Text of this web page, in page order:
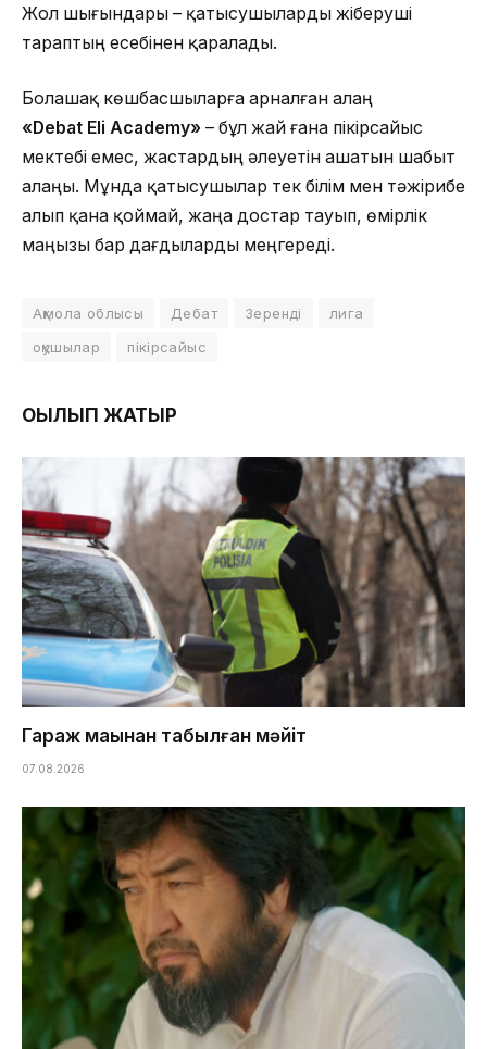
Жол шығындары – қатысушыларды жіберуші
тараптың есебінен қаралады.
Болашақ көшбасшыларға арналған алаң
«Debat Eli Academy» – бұл жай ғана пікірсайыс
мектебі емес, жастардың әлеуетін ашатын шабыт
алаңы. Мұнда қатысушылар тек білім мен тәжірибе
алып қана қоймай, жаңа достар тауып, өмірлік
маңызы бар дағдыларды меңгереді.
Ақмола облысы Дебат Зеренді
лига
оқушылар
пікірсайыс
ОҚЫЛЫП ЖАТЫР
Гараж маңынан табылған мәйіт
07.08.2026